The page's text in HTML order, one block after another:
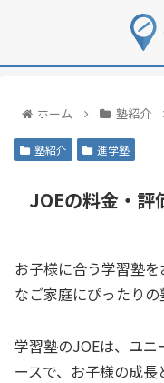
ホーム 塾紹介
塾紹介 進学塾
JOEの料金・評
お子様に合う学習塾
なご家庭にぴったりの
学習塾のJOEは、ユ
ースで、お子様の成